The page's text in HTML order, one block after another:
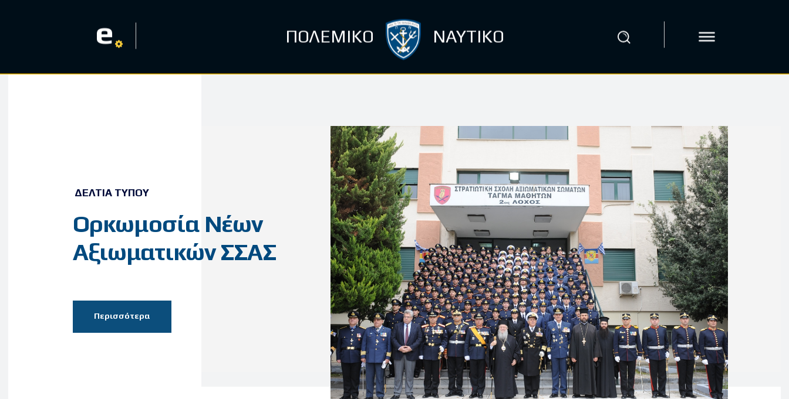
e ΠΟΛΕΜΙΚΟ ΝΑΥΤΙΚΟ
ΔΕΛΤΊΑ ΤΎΠΟΥ
Ορκωμοσία Νέων
Αξιωματικών ΣΣΑΣ
Περισσότερα